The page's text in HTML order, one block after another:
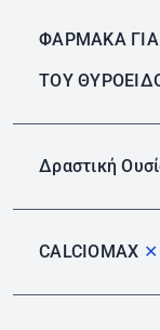
ΦΑΡΜΑΚΑ ΓΙΑ
ΤΟΥ
Δραστική
CALCIOMAX ✕